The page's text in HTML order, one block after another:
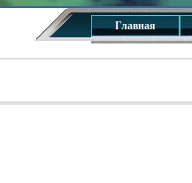
Главная